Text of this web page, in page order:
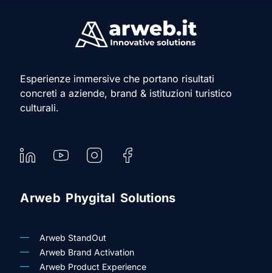
Esperienze immersive che portano risultati
concreti a aziende, brand & istituzioni turistico
culturali.
Arweb Phygital Solutions
Arweb StandOut
Arweb Brand Activation
Arweb Product Experience